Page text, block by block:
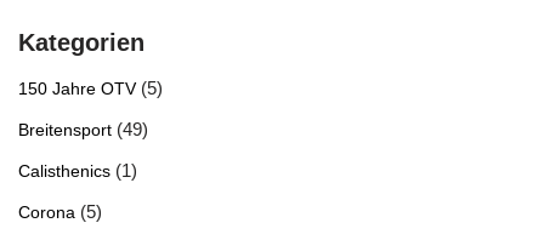
Kategorien
150 Jahre OTV(5)
Breitensport (49)
Calisthenics (1)
Corona (5)